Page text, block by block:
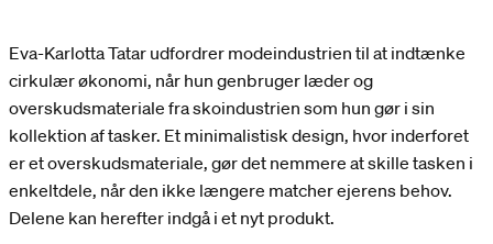
Eva-Karlotta Tatar udfordrer modeindustrien til at indtænke
cirkulær økonomi, når hun genbruger læder og
overskudsmateriale fra skoindustrien som hun gør i sin
kollektion af tasker. Et minimalistisk design, hvor inderforet
er et overskudsmateriale, gør det nemmere at skille tasken i
enkeltdele, når den ikke længere matcher ejerens behov.
Delene kan herefter indgå i et nyt produkt.